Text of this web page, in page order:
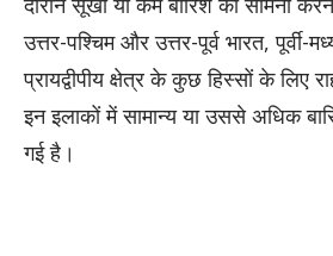
उत्तर-पश्चिम और उत्तर-पूर्व भारत, पूर्वी-
प्रायद्वीपीय क्षेत्र के कुछ हिस्सों के लिए
इन इलाकों में सामान्य या उससे अधिक
गई है।